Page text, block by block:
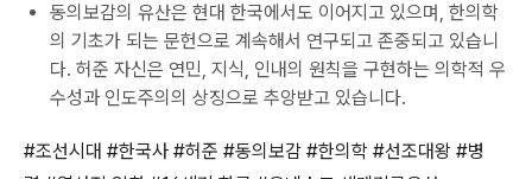
동의보감의 유산은 현대 한국에서도 이어지고 있으며, 한의학
의 기초가 되는 문헌으로 계속해서 연구되고 존중되고 있습니
다. 허준 자신은 연민, 지식, 인내의 원칙을 구현하는 의학적 우
수성과 인도주의의 상징으로 추앙받고 있습니다.
#조선시대 #한국사 #허준 #동의보감 #한의학 #선조대왕 #병